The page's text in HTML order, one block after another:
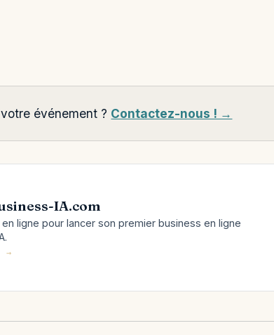
événement ? Contactez-nous ! →
IA.com
en ligne pour lancer son premier business en ligne
→